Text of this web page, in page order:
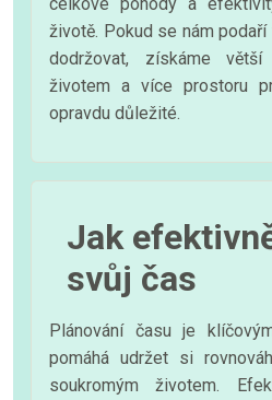
životě. Pokud se nám
dodržovat, získáme
životem a více prostoru
opravdu důležité.
Jak
svůj čas
Plánování času je
pomáhá udržet si
soukromým životem.